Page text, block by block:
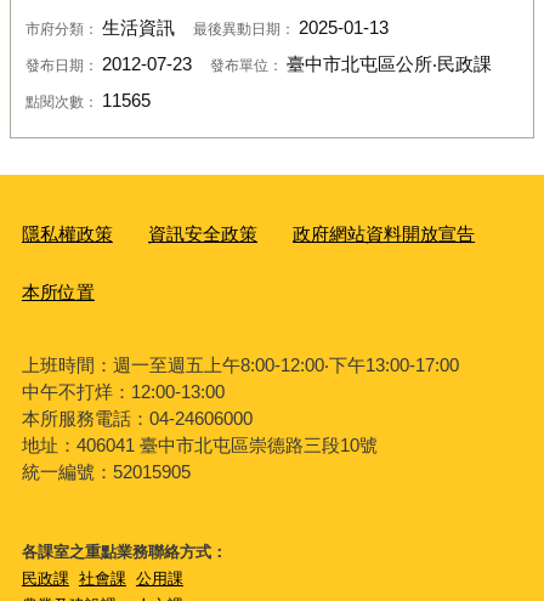
市府分類： 生活資訊 最後異動日期： 2025-01-13
發布日期： 2012-07-23 發布單位： 臺中市北屯區公所‧民政課
點閱次數： 11565
隱私權政策 資訊安全政策 政府網站資料開放宣告
本所位置
上班時間：週一至週五上午8:00-12:00‧下午13:00-17:00
中午不打烊：12:00-13:00
本所服務電話：04-24606000
地址：406041 臺中市北屯區崇德路三段10號
統一編號：52015905
各課室之重點業務聯絡方式：
民政課 社會課 公用課